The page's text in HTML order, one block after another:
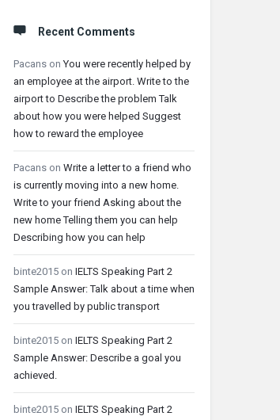
Recent Comments
Pacans onYou were recently helped by
an employee at the airport. Write to the
airport to Describe the problem Talk
about how you were helped Suggest
how to reward the employee
Pacans on Write a letter to a friend who
is currently moving into a new home.
Write to your friend Asking about the
new home Telling them you can help
Describing how you can help
binte2015 on IELTS Speaking Part 2
Sample Answer: Talk about a time when
you travelled by public transport
binte2015 on IELTS Speaking Part 2
Sample Answer: Describe a goal you
achieved.
binte2015 on IELTS Speaking Part 2